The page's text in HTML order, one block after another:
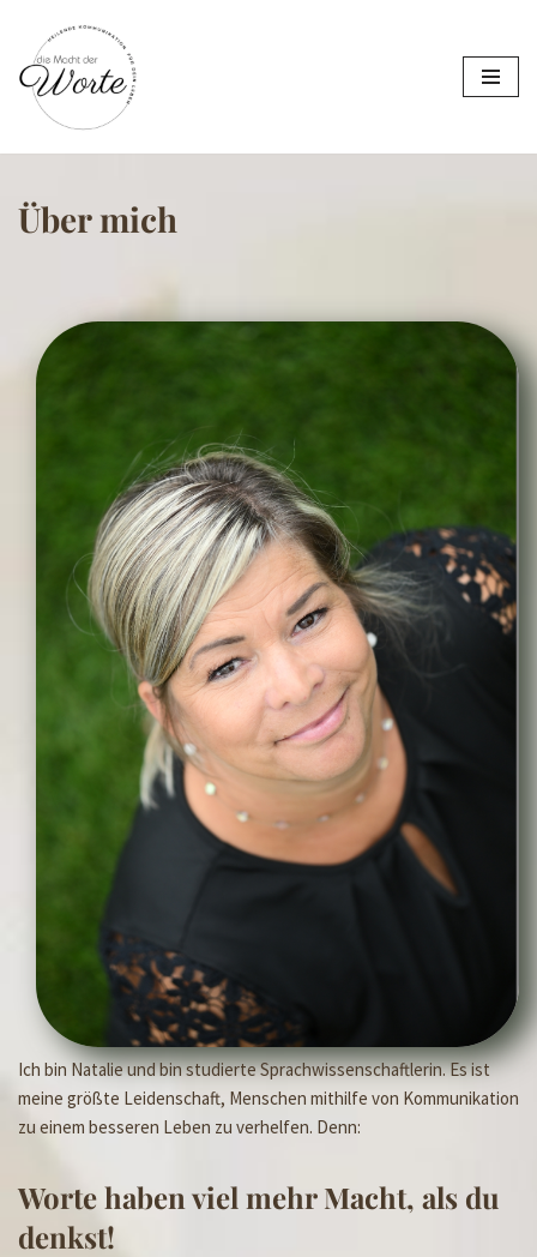
Zum
Inhalt
springen
Über mich
Ich bin Natalie und bin studierte Sprachwissenschaftlerin. Es ist
meine größte Leidenschaft, Menschen mithilfe von Kommunikation
zu einem besseren Leben zu verhelfen. Denn:
Worte haben viel mehr Macht, als du
denkst!